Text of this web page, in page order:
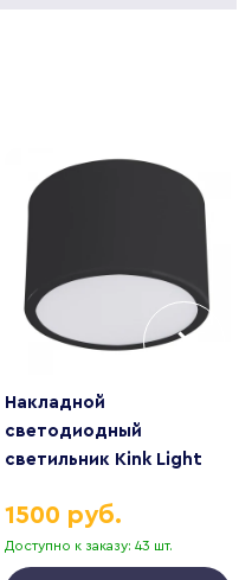
Накладной
светодиодный
светильник Kink Light
Доступно к заказу: 43 шт.
1500 руб.